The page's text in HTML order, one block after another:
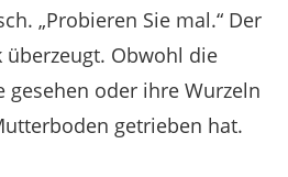
„Probieren Sie mal.“ Der
überzeugt. Obwohl die
gesehen oder ihre Wurzeln
getrieben hat.